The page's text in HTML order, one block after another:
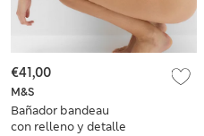
M&S
Bañador bandeau
con relleno y detalle
€41,00